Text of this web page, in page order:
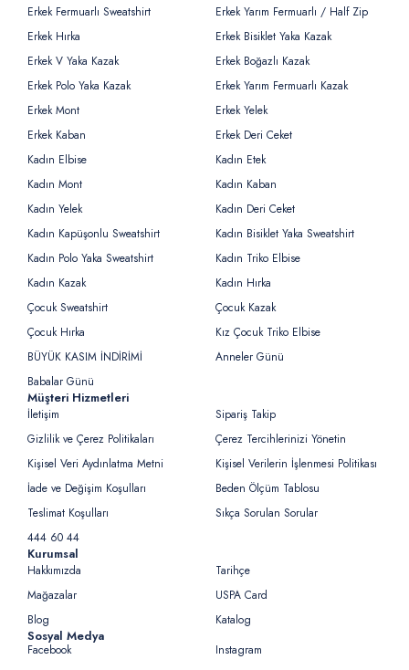
Erkek Fermuarlı Sweatshirt
Erkek Yarım Fermuarlı / Half Zip
Erkek Hırka
Erkek Bisiklet Yaka Kazak
Erkek V Yaka Kazak
Erkek Boğazlı Kazak
Erkek Polo Yaka Kazak
Erkek Yarım Fermuarlı Kazak
Erkek Mont
Erkek Yelek
Erkek Kaban
Erkek Deri Ceket
Kadın Elbise
Kadın Etek
Kadın Mont
Kadın Kaban
Kadın Yelek
Kadın Deri Ceket
Kadın Kapüşonlu Sweatshirt
Kadın Bisiklet Yaka Sweatshirt
Kadın Polo Yaka Sweatshirt
Kadın Triko Elbise
Kadın Kazak
Kadın Hırka
Çocuk Sweatshirt
Çocuk Kazak
Çocuk Hırka
Kız Çocuk Triko Elbise
BÜYÜK KASIM İNDİRİMİ
Anneler Günü
Babalar Günü
Müşteri Hizmetleri
İletişim
Sipariş Takip
Gizlilik ve Çerez Politikaları
Çerez Tercihlerinizi Yönetin
Kişisel Veri Aydınlatma Metni
Kişisel Verilerin İşlenmesi Politikası
İade ve Değişim Koşulları
Beden Ölçüm Tablosu
Teslimat Koşulları
Sıkça Sorulan Sorular
444 60 44
Kurumsal
Hakkımızda
Tarihçe
Mağazalar
USPA Card
Blog
Katalog
Sosyal Medya
Facebook
Instagram